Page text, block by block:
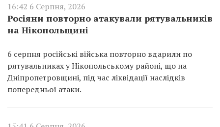
16:42 6 Серпня, 2026
Росіяни повторно атакували рятувальників
на Нікопольщині
6 серпня російські війська повторно вдарили по
рятувальниках у Нікопольському районі, що на
Дніпропетровщині, під час ліквідації наслідків
попередньої атаки.